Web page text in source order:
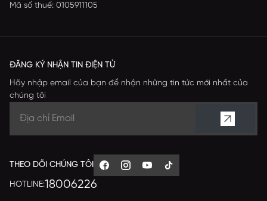
Mã số thuế: 0105911105
ĐĂNG KÝ NHẬN TIN ĐIỆN TỬ
Hãy nhập email của bạn để nhận những tin tức mới nhất của
chúng tôi
THEO DÕI CHÚNG TÔI
HOTLINE:18006226